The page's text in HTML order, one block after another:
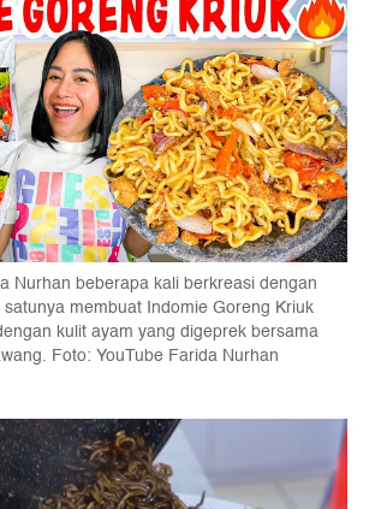
Nurhan beberapa kali berkreasi dengan
membuat Indomie Goreng Kriuk
kulit ayam yang digeprek bersama
Foto: YouTube Farida Nurhan